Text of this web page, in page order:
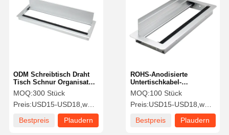
ODM Schreibtisch Draht
Tisch Schnur Organisator
Manager Flip Up Cover
Matte Schwarz
MOQ:300 Stück
Preis:USD15-USD18,wholesale price negotiate.
Bestpreis
Plaudern
ROHS-Anodisierte
Untertischkabel-
Organisator-
Managementlösung
MOQ:100 Stück
Preis:USD15-USD18,wholesale price negotiate.
Bestpreis
Plaudern